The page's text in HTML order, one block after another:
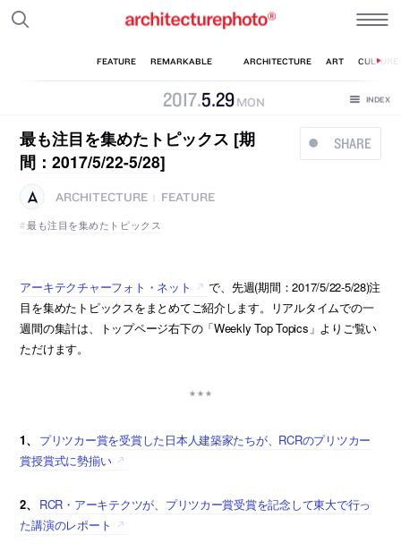
2017.5.29 MON
SHARE
最も注目を集めたトピックス [期
間：2017/5/22-5/28]
ARCHITECTURE
FEATURE
最も注目を集めたトピックス
アーキテクチャーフォト・ネット
で、先週(期間：2017/5/22-5/28)注
目を集めたトピックスをまとめてご紹介します。リアルタイムでの一
週間の集計は、トップページ右下の「Weekly Top Topics」よりご覧い
ただけます。
1、
プリツカー賞を受賞した日本人建築家たちが、RCRのプリツカー
賞授賞式に勢揃い
2、
RCR・アーキテクツが、プリツカー賞受賞を記念して東大で行っ
た講演のレポート